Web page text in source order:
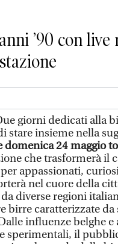
’90 con
giorni dedicati alla
stare insieme nella
domenica 24 maggio
che trasformerà il
appassionati,
nel cuore della
diverse regioni
birre caratterizzate
influenze belghe
sperimentali, il